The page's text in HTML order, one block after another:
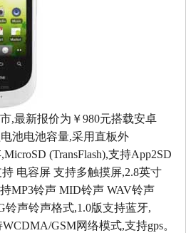
,最新报价为￥980元搭载安卓
池电池容量,采用直板外
(TransFlash),支持App2SD
电容屏 支持多触摸屏,2.8英寸
MP3铃声 MID铃声 WAV铃声
声铃声格式,1.0版支持蓝牙,
GSM网络模式,支持gps。